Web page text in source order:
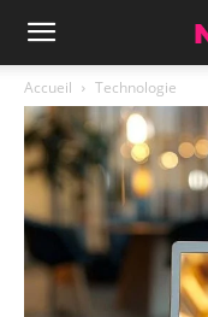
Accueil Technologie